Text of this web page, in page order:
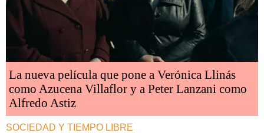
La nueva película que pone a Verónica Llinás
como Azucena Villaflor y a Peter Lanzani como
Alfredo Astiz
SOCIEDAD Y TIEMPO LIBRE